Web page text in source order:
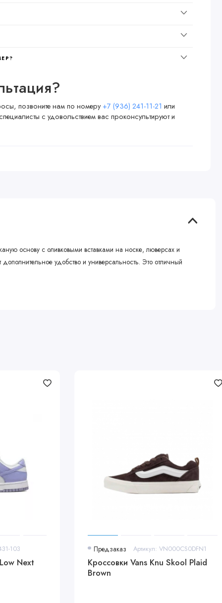
позвоните нам по номеру+7 (936) 241-11-21 или
с удовольствием вас проконсультируют и
основу с оливковыми вставками на носке, люверсах и
удобство и универсальность. Это отличный
103
Next
Предзаказ Артикул: VN000CS0DFN1
Кроссовки Vans Knu Skool Plaid
Brown